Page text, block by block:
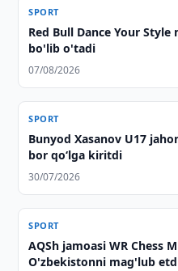
SPORT
Red Bull Dance Your
bo'lib o'tadi
07/08/2026
SPORT
Bunyod Xasanov U17
bor qo‘lga kiritdi
30/07/2026
SPORT
AQSh jamoasi WR Chess
O'zbekistonni mag'lub